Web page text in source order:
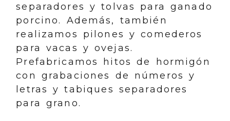
separadores y tolvas para ganado
porcino. Además, también
realizamos pilones y comederos
para vacas y ovejas.
Prefabricamos hitos de hormigón
con grabaciones de números y
letras y tabiques separadores
para grano.